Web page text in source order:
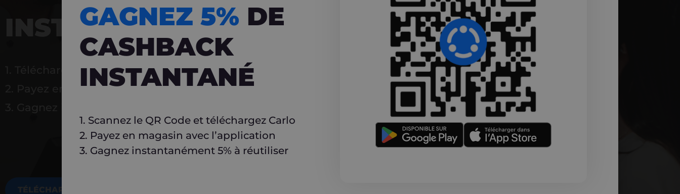
INSTANTANÉ
1. Téléchargez Carlo
2. Payez en magasin avec l’application
TÉLÉCHARGEZ MAINTENANT
GAGNEZ 5% DE
CASHBACK
INSTANTANÉ
1. Scannez le QR Code et téléchargez Carlo
2. Payez en magasin avec l’application
3. Gagnez instantanément 5% à réutiliser